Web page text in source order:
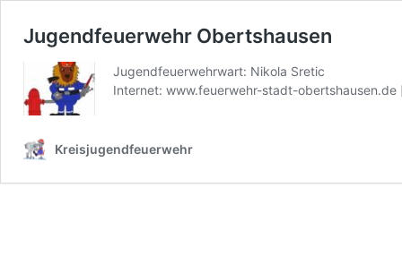
Jugendfeuerwehr Obertshausen
Jugendfeuerwehrwart: Nikola Sretic
Internet: www.feuerwehr-stadt-obertshausen.de
Kreisjugendfeuerwehr